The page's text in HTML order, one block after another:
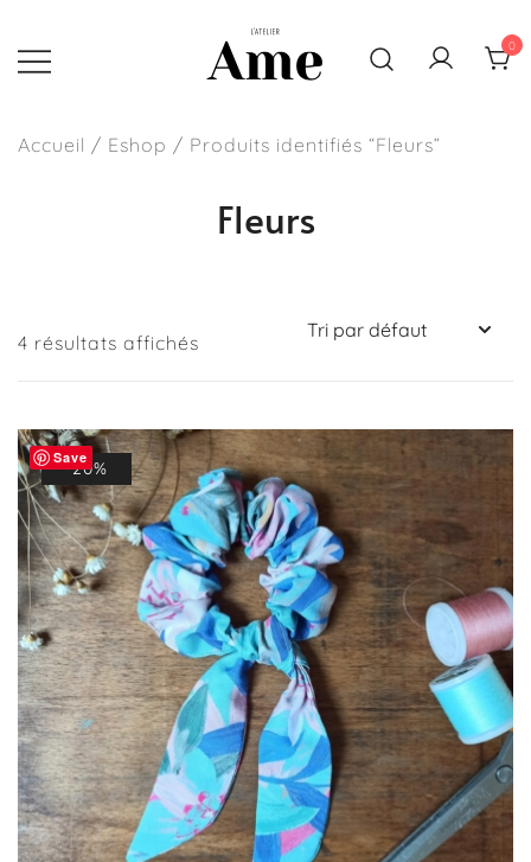
content
faits main en France
0
Accueil / Eshop / Produits identifiés “Fleurs”
Fleurs
4 résultats affichés
Save
-20%